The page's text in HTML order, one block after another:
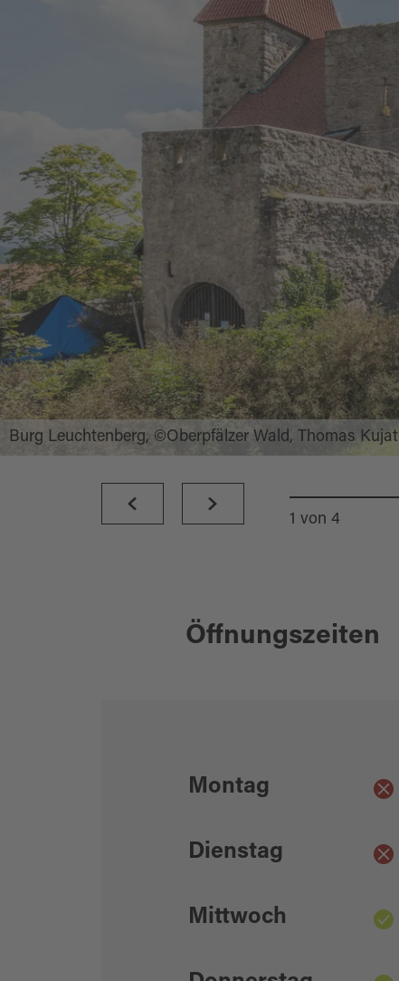
Burg Leuchtenberg, ©Oberpfälzer Wald, Thomas Kujat
1 von 4
Öffnungszeiten
Montag
Dienstag
Mittwoch